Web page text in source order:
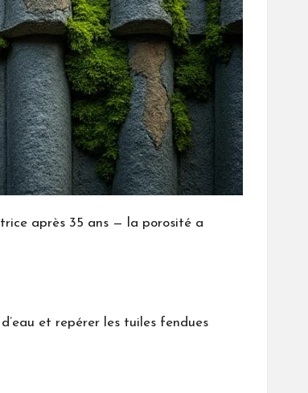
après 35 ans — la porosité a
et repérer les tuiles fendues